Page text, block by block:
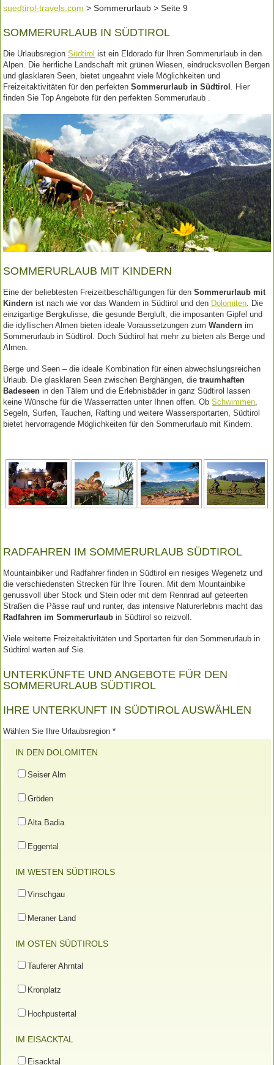
suedtirol-travels.com > Sommerurlaub > Seite 9
SOMMERURLAUB IN SÜDTIROL
Die UrlaubsregionSüdtirol ist ein Eldorado für Ihren Sommerurlaub in den
Alpen. Die herrliche Landschaft mit grünen Wiesen, eindrucksvollen Bergen
und glasklaren Seen, bietet ungeahnt viele Möglichkeiten und
Freizeitaktivitäten für den perfektenSommerurlaub in Südtirol
. Hier
finden Sie Top Angebote für den perfekten Sommerurlaub .
SOMMERURLAUB MIT KINDERN
Eine der beliebtesten Freizeitbeschäftigungen für denSommerurlaub mit
Kindern ist nach wie vor das Wandern in Südtirol und den Dolomiten . Die
einzigartige Bergkulisse, die gesunde Bergluft, die imposanten Gipfel und
die idyllischen Almen bieten ideale Voraussetzungen zumWandern im
Sommerurlaub in Südtirol. Doch Südtirol hat mehr zu bieten als Berge und
Almen.
Berge und Seen – die ideale Kombination für einen abwechslungsreichen
Urlaub. Die glasklaren Seen zwischen Berghängen, dietraumhaften
Badeseen in den Tälern und die Erlebnisbäder in ganz Südtirol lassen
keine Wünsche für die Wasserratten unter Ihnen offen. ObSchwimmen
Segeln, Surfen, Tauchen, Rafting und weitere Wassersportarten, Südtirol
bietet hervorragende Möglichkeiten für den Sommerurlaub mit Kindern.
RADFAHREN IM SOMMERURLAUB SÜDTIROL
Mountainbiker und Radfahrer finden in Südtirol ein riesiges Wegenetz und
die verschiedensten Strecken für Ihre Touren. Mit dem Mountainbike
genussvoll über Stock und Stein oder mit dem Rennrad auf geteerten
Straßen die Pässe rauf und runter, das intensive Naturerlebnis macht das
Radfahren im Sommerurlaub in Südtirol so reizvoll.
Viele weiterte Freizeitaktivitäten und Sportarten für den Sommerurlaub in
Südtirol warten auf Sie.
UNTERKÜNFTE UND ANGEBOTE FÜR DEN
SOMMERURLAUB SÜDTIROL
IHRE UNTERKUNFT IN SÜDTIROL AUSWÄHLEN
Wählen Sie Ihre Urlaubsregion *
IN DEN DOLOMITEN
Seiser Alm
Gröden
Alta Badia
Eggental
IM WESTEN SÜDTIROLS
Vinschgau
Meraner Land
IM OSTEN SÜDTIROLS
Tauferer Ahrntal
Kronplatz
Hochpustertal
IM EISACKTAL
Eisacktal